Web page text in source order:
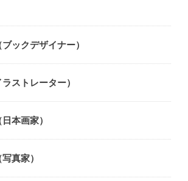
ックデザイナー）
ストレーター）
本画家）
真家）